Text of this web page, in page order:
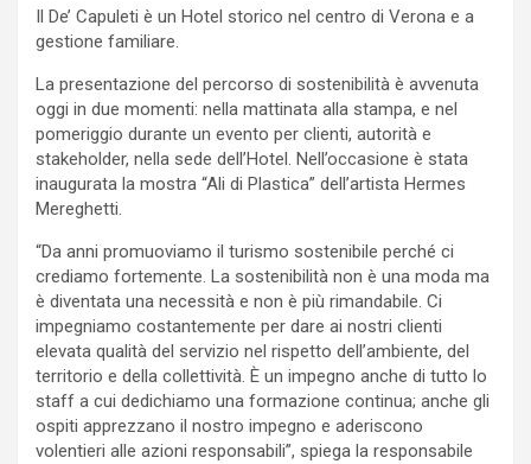
Il De’ Capuleti è un Hotel storico nel centro di Verona e a
gestione familiare.
La presentazione del percorso di sostenibilità è avvenuta
oggi in due momenti: nella mattinata alla stampa, e nel
pomeriggio durante un evento per clienti, autorità e
stakeholder, nella sede dell’Hotel. Nell’occasione è stata
inaugurata la mostra “Ali di Plastica” dell’artista Hermes
Mereghetti.
“Da anni promuoviamo il turismo sostenibile perché ci
crediamo fortemente. La sostenibilità non è una moda ma
è diventata una necessità e non è più rimandabile. Ci
impegniamo costantemente per dare ai nostri clienti
elevata qualità del servizio nel rispetto dell’ambiente, del
territorio e della collettività. È un impegno anche di tutto lo
staff a cui dedichiamo una formazione continua; anche gli
ospiti apprezzano il nostro impegno e aderiscono
volentieri alle azioni responsabili”, spiega la responsabile